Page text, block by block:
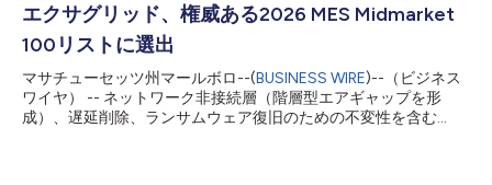
2026年6月30日までの第2四半期において、受注額および売上高
が過去最高を記録し、2025年第2四半期比で2桁の増収となった
ほか、2026年上半期の売上高も2025年上半期比で2桁増加した
と発表しました。 加えて、エクサグリッドは、損益とEBITDAの
黒字ならびにフリーキャッシュフローのプラスを22四半期連続で
維持しました。 同社は負債ゼロであり、財務体質の健全性を示
しています。 エクサグリッドは、2026年第2四半期に207社の新
エクサグリッド、権威ある2026 MES Midmarket
100リストに選出
マサチューセッツ州マールボロ--(BUSINESS WIRE)--（ビジネス
ワイヤ） -- ネットワーク非接続層（階層型エアギャップを形
成）、遅延削除、ランサムウェア復旧のための不変性を含む